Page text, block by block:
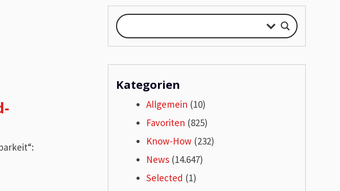
Kategorien
Allgemein (10)
Favoriten (825)
Know-How (232)
News(14.647)
Selected (1)